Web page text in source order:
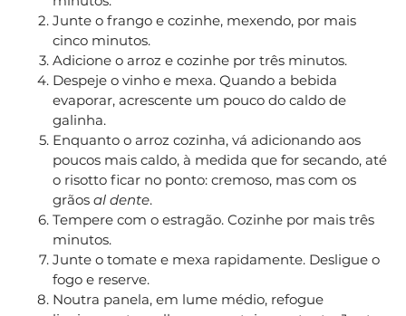
Junte o frango e cozinhe, mexendo, por mais
cinco minutos.
Adicione o arroz e cozinhe por três minutos.
Despeje o vinho e mexa. Quando a bebida
evaporar, acrescente um pouco do caldo de
galinha.
Enquanto o arroz cozinha, vá adicionando aos
poucos mais caldo, à medida que for secando, até
o risotto ficar no ponto: cremoso, mas com os
grãos al dente.
Tempere com o estragão. Cozinhe por mais três
minutos.
Junte o tomate e mexa rapidamente. Desligue o
fogo e reserve.
Noutra panela, em lume médio, refogue